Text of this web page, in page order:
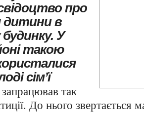
про
дитини в
У
такою
сім’ї
так
До нього звертається